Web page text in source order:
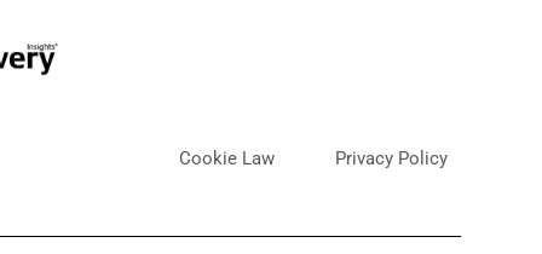
Cookie Law Privacy Policy